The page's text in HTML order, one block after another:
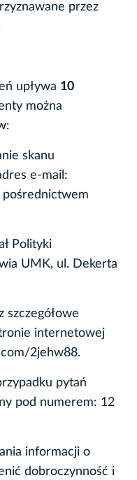
przez
upływa 10
można
skanu
e-mail:
pośrednictwem
Polityki
UMK, ul. Dekerta
szczegółowe
internetowej
2jehw88.
pytań
pod numerem: 12
informacji o
dobroczynność i